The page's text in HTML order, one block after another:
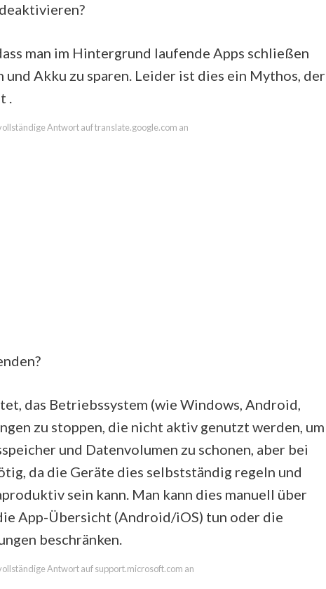
man im Hintergrund laufende Apps schließen
Akku zu sparen. Leider ist dies ein Mythos, der
.
Antwort auf translate.google.com an
das Betriebssystem (wie Windows, Android,
zu stoppen, die nicht aktiv genutzt werden, um
und Datenvolumen zu schonen, aber bei
da die Geräte dies selbstständig regeln und
sein kann. Man kann dies manuell über
App-Übersicht (Android/iOS) tun oder die
beschränken.
Antwort auf support.microsoft.com an